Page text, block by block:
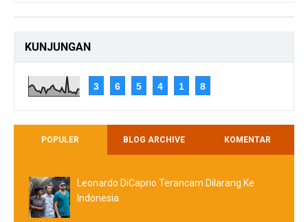
KUNJUNGAN
3 6 5 4 1 8
POPULER BLOG ARCHIVE KOMENTAR
Leonardo DiCaprio Terancam Dilarang Ke
Indonesia